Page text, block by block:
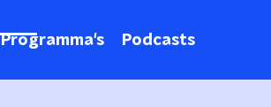
Programma's Podcasts